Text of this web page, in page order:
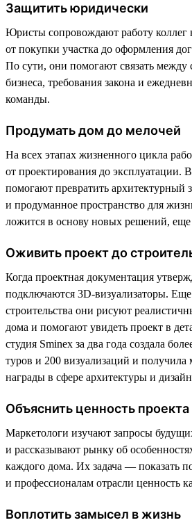
Защитить юридически
Юристы сопровождают работу
от покупки участка до оформления
По сути, они помогают связать между
бизнеса, требования закона и
команды.
Продумать дом до мелочей
На всех этапах жизненного цикла
от проектирования до эксплуатации.
помогают превратить архитектурный
и продуманное пространство для
ложится в основу новых решений,
Оживить проект до
Когда проектная документация
подключаются 3D-визуализаторы. Еще
строительства они рисуют
дома и помогают увидеть проект в
студия Sminex за два года создала
туров и 200 визуализаций и
награды в сфере архитектуры и
Объяснить ценность проекта
Маркетологи изучают запросы
и рассказывают рынку об
каждого дома. Их задача — показать
и профессионалам отрасли ценность
Воплотить замысел в жизнь